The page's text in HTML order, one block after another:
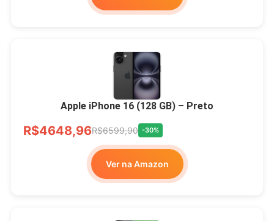
Apple iPhone 16 (128 GB) – Preto
R$4648,96R$6599,90 -30%
Ver na Amazon